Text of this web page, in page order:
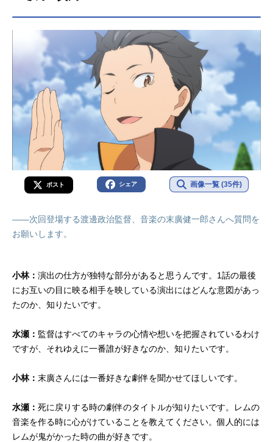
ポスト シェア 画像一覧 (35件)
――次回登場する渡邊政治監督、音楽の末廣健一郎さんへ質問を
お願いします。
小林： 演出の仕方が独特な部分があると思うんです。1話の最後
にお互いの目に映る相手を映している演出にはどんな意図があっ
たのか、知りたいです。
水瀬： 監督はすべてのキャラの心情や想いを把握されているわけ
ですが、それゆえに一番誰が好きなのか、知りたいです。
小林： 末廣さんには一番好きな劇伴を聞かせてほしいです。
水瀬： 死に戻りする時の劇伴のタイトルが知りたいです。レムの
音楽を作る時に心がけていることを教えてください。個人的には
レムが鬼がかった時の曲が好きです。